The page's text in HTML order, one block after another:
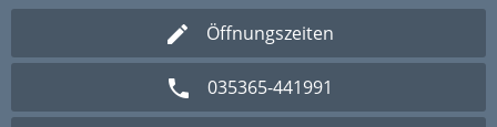
Öffnungszeiten
035365-441991